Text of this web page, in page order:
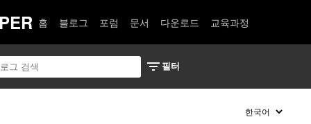
홈 블로그 포럼 문서 다운로드 교육과정